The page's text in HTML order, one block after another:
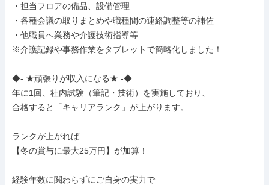
・担当フロアの備品、設備管理
・各種会議の取りまとめや職種間の連絡調整等の補佐
・他職員へ業務や介護技術指導等
※介護記録や事務作業をタブレットで簡略化しました！
◆- ★頑張りが収入になる★ -◆
年に1回、社内試験（筆記・技術）を実施しており、
合格すると「キャリアランク」が上がります。
ランクが上がれば
【冬の賞与に最大25万円】が加算！
経験年数に関わらずにご自身の実力で